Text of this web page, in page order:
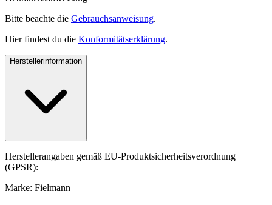
Bitte beachte die Gebrauchsanweisung.
Hier findest du die Konformitätserklärung.
Herstellerinformation
Herstellerangaben gemäß EU-Produktsicherheitsverordnung
(GPSR):
Marke: Fielmann